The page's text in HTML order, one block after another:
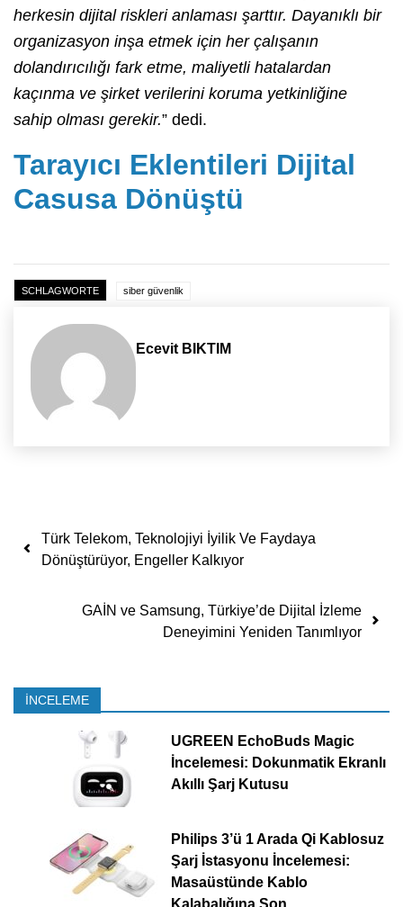
herkesin dijital riskleri anlaması şarttır. Dayanıklı bir
organizasyon inşa etmek için her çalışanın
dolandırıcılığı fark etme, maliyetli hatalardan
kaçınma ve şirket verilerini koruma yetkinliğine
sahip olması gerekir.” dedi.
Tarayıcı Eklentileri Dijital
Casusa Dönüştü
SCHLAGWORTE siber güvenlik
Ecevit BIKTIM
Yazı dolaşımı
Türk Telekom, Teknolojiyi İyilik Ve Faydaya
Dönüştürüyor, Engeller Kalkıyor
GAİN ve Samsung, Türkiye’de Dijital İzleme
Deneyimini Yeniden Tanımlıyor
İNCELEME
UGREEN EchoBuds Magic
İncelemesi: Dokunmatik Ekranlı
Akıllı Şarj Kutusu
Philips 3’ü 1 Arada Qi Kablosuz
Şarj İstasyonu İncelemesi:
Masaüstünde Kablo